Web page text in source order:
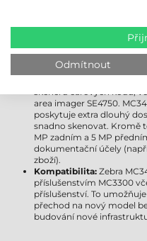
rychlejší, stabilnější a
síťových prostředích.
Bluetooth 5.1, která
dosah. Modely Zebra
skeneru čárových kódů,
area imager SE4750.
poskytuje extra dlouhý
snadno skenovat. Kromě
MP zadním a 5 MP
dokumentační účely
zboží).
Kompatibilita: Zebra
příslušenstvím MC3300
příslušenství. To
přechod na nový model
budování nové
Odmítnout